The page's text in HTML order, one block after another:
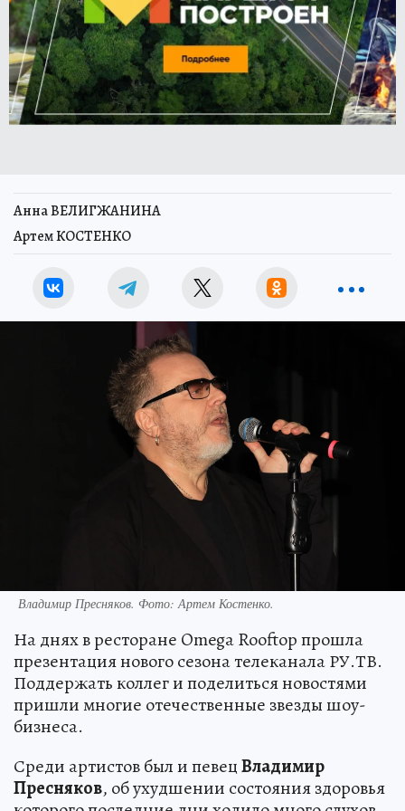
Анна ВЕЛИГЖАНИНА
Артем КОСТЕНКО
Владимир Пресняков. Фото: Артем Костенко.
На днях в ресторане Omega Rooftop прошла
презентация нового сезона телеканала РУ.ТВ.
Поддержать коллег и поделиться новостями
пришли многие отечественные звезды шоу-
бизнеса.
Среди артистов был и певецВладимир
Пресняков, об ухудшении состояния здоровья